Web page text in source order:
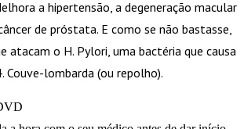
a hipertensão, a degeneração macular
de próstata. E como se não bastasse,
atacam o H. Pylori, uma bactéria que causa
Couve-lombarda (ou repolho).